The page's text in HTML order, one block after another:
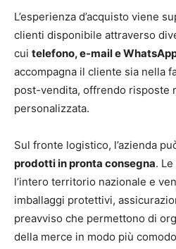
L’esperienza d’acquisto viene
clienti disponibile attraverso
cui telefono, e-mail e
accompagna il cliente sia nella
post-vendita, offrendo risposte
personalizzata.
Sul fronte logistico, l’azienda
prodotti in pronta consegna.
l’intero territorio nazionale e
imballaggi protettivi,
preavviso che permettono di
della merce in modo più